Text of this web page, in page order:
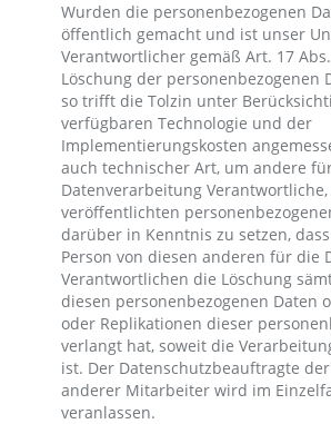
Wurden die personenbezogenen
öffentlich gemacht und ist unser
Verantwortlicher gemäß Art. 17 Abs.
Löschung der personenbezogenen
so trifft die Tolzin unter
verfügbaren Technologie und der
Implementierungskosten
auch technischer Art, um andere
Datenverarbeitung
veröffentlichten
darüber in Kenntnis zu setzen,
Person von diesen anderen für die
Verantwortlichen die Löschung
diesen personenbezogenen Daten
oder Replikationen dieser
verlangt hat, soweit die
ist. Der Datenschutzbeauftragte
anderer Mitarbeiter wird im
veranlassen.